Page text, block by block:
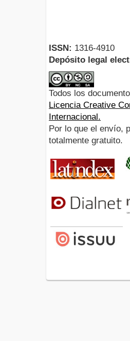
ISSN: 1316-4910
Depósito legal
Todos los
Licencia Creative
Internacional.
Por lo que el envío,
totalmente gratuito.